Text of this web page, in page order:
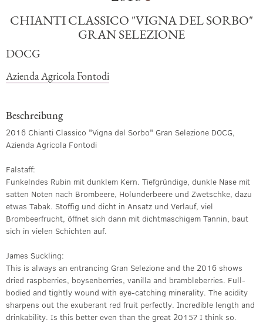
CHIANTI CLASSICO "VIGNA DEL SORBO"
GRAN SELEZIONE
DOCG
Azienda Agricola Fontodi
Beschreibung
2016 Chianti Classico "Vigna del Sorbo" Gran Selezione DOCG,
Azienda Agricola Fontodi
Falstaff:
Funkelndes Rubin mit dunklem Kern. Tiefgründige, dunkle Nase mit
satten Noten nach Brombeere, Holunderbeere und Zwetschke, dazu
etwas Tabak. Stoffig und dicht in Ansatz und Verlauf, viel
Brombeerfrucht, öffnet sich dann mit dichtmaschigem Tannin, baut
sich in vielen Schichten auf.
James Suckling:
This is always an entrancing Gran Selezione and the 2016 shows
dried raspberries, boysenberries, vanilla and brambleberries. Full-
bodied and tightly wound with eye-catching minerality. The acidity
sharpens out the exuberant red fruit perfectly. Incredible length and
drinkability. Is this better even than the great 2015? I think so.